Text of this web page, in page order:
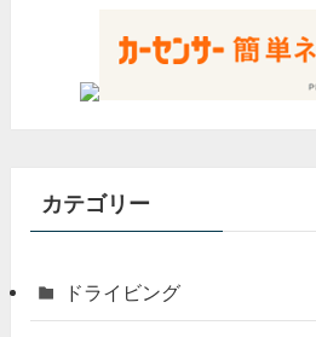
カテゴリー
ドライビング